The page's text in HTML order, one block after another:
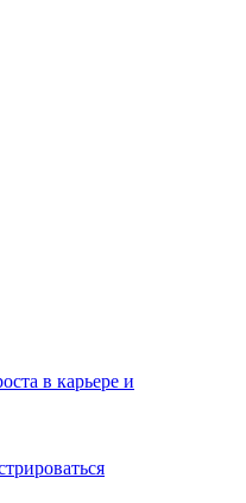
в карьере и